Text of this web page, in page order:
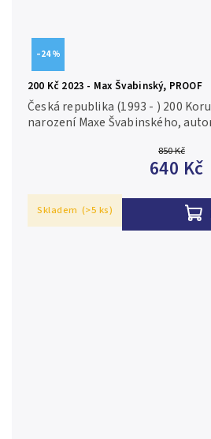
–24 %
200 Kč 2023 - Max Švabinský, PROOF
850 Kč
640 Kč
Česká republika (1993 - ) 200
narození Maxe Švabinského,
Skladem (>5 ks)